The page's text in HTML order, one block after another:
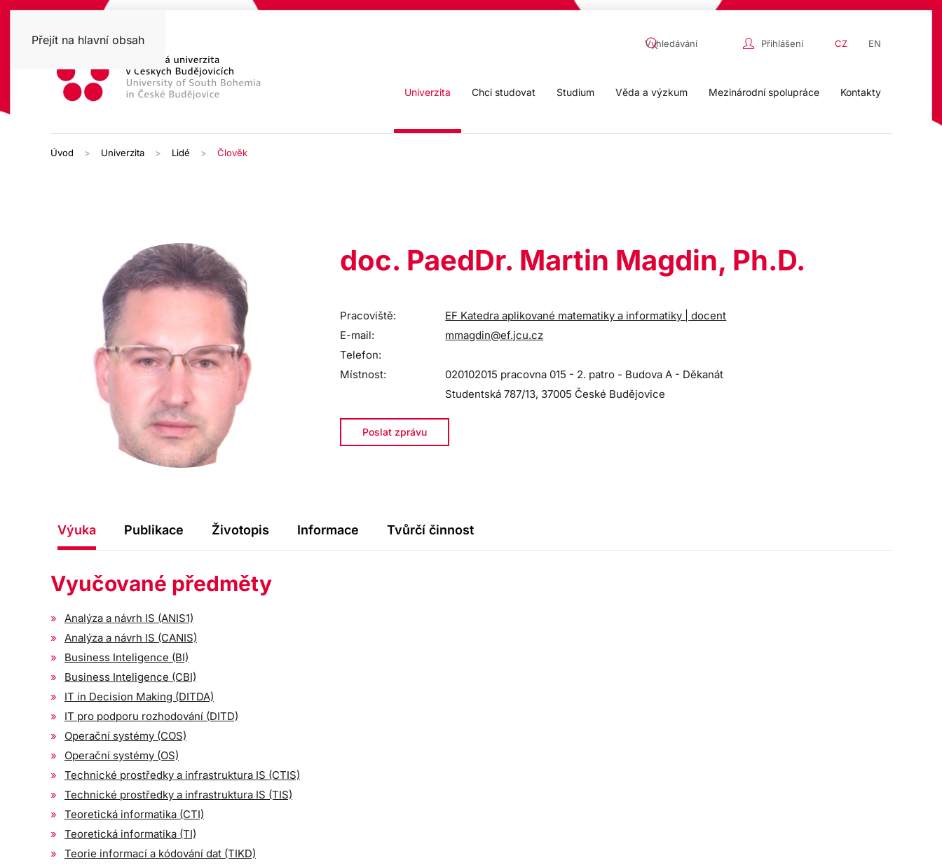
Přejít na hlavní obsah Přihlášení CZ EN
Univerzita Chci studovat Studium Věda a výzkum Mezinárodní spolupráce Kontakty
Úvod Univerzita Lidé Člověk
doc. PaedDr. Martin Magdin, Ph.D.
Pracoviště:
EF Katedra aplikované matematiky a informatiky | docent
E-mail:
mmagdin@ef.jcu.cz
Telefon:
Místnost:
020102015 pracovna 015 - 2. patro - Budova A - Děkanát
Studentská 787/13, 37005 České Budějovice
Poslat zprávu
Výuka Publikace Životopis Informace Tvůrčí činnost
Vyučované předměty
Analýza a návrh IS (ANIS1)
Analýza a návrh IS (CANIS)
Business Inteligence (BI)
Business Inteligence (CBI)
IT in Decision Making (DITDA)
IT pro podporu rozhodování (DITD)
Operační systémy (COS)
Operační systémy (OS)
Technické prostředky a infrastruktura IS (CTIS)
Technické prostředky a infrastruktura IS (TIS)
Teoretická informatika (CTI)
Teoretická informatika (TI)
Teorie informací a kódování dat (TIKD)